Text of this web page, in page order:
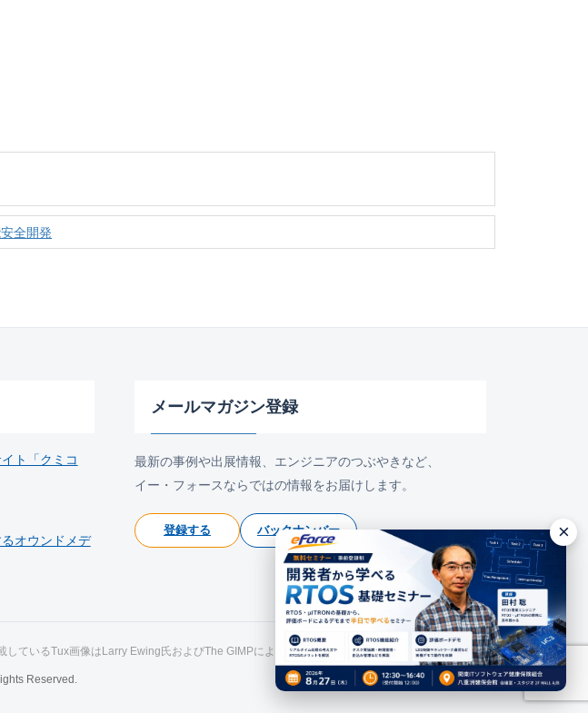
全開発
ト「クミコ
オウンドメデ
メールマガジン登録
最新の事例や出展情報、エンジニアのつぶやきなど、
イー・フォースならではの情報をお届けします。
登録する バックナンバー
ているTux画像はLarry Ewing氏およびThe GIMPによるものです。
Reserved.
×